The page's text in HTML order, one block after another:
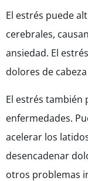
El estrés puede
cerebrales,
ansiedad. El
dolores de
El estrés también
enfermedades.
acelerar los
desencadenar
otros problemas